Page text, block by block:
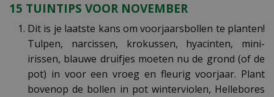
15 TUINTIPS VOOR NOVEMBER
Dit is je laatste kans om voorjaarsbollen te planten!
Tulpen, narcissen, krokussen, hyacinten, mini-
irissen, blauwe druifjes moeten nu de grond (of de
pot) in voor een vroeg en fleurig voorjaar. Plant
bovenop de bollen in pot winterviolen, Hellebores